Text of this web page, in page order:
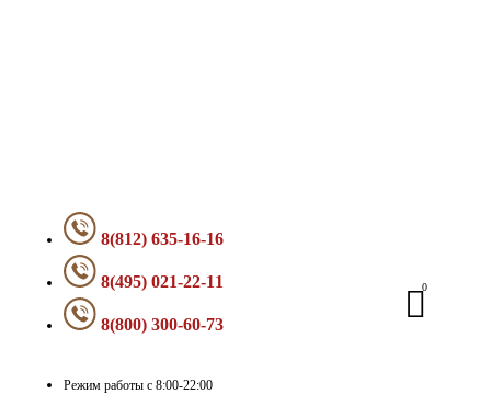
8(812) 635-16-16
8(495) 021-22-11
8(800) 300-60-73
Режим работы с 8:00-22:00